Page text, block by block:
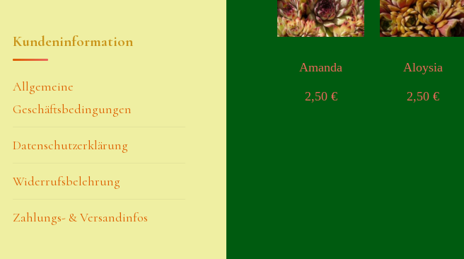
Amanda
2,50 €
Aloysia
2,50€
Kundeninformation
Allgemeine
Geschäftsbedingungen
Datenschutzerklärung
Widerrufsbelehrung
Zahlungs- & Versandinfos